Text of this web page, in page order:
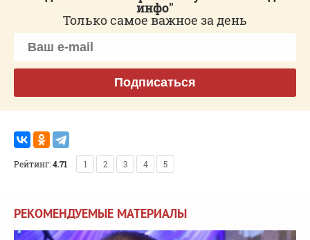
инфо"
Только самое важное за день
Подписаться
Рейтинг:4.71 1 2 3 4 5
РЕКОМЕНДУЕМЫЕ МАТЕРИАЛЫ